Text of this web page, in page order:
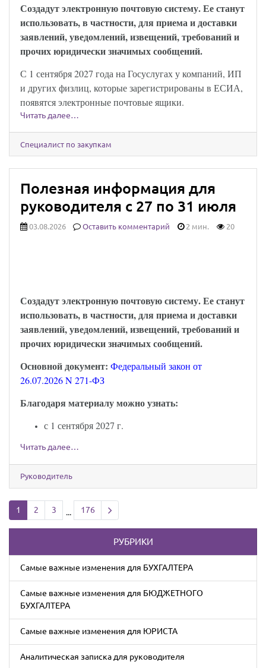
Создадут электронную почтовую систему. Ее станут
использовать, в частности, для приема и доставки
заявлений, уведомлений, извещений, требований и
прочих юридически значимых сообщений.
С 1 сентября 2027 года на Госуслугах у компаний, ИП
и других физлиц, которые зарегистрированы в ЕСИА,
появятся электронные почтовые ящики.
Читать далее…
Специалист по закупкам
Полезная информация для
руководителя с 27 по 31 июля
03.08.2026 Оставить комментарий 2 мин. 20
Создадут электронную почтовую систему. Ее станут
использовать, в частности, для приема и доставки
заявлений, уведомлений, извещений, требований и
прочих юридически значимых сообщений.
Основной документ: Федеральный закон от
26.07.2026 N 271-ФЗ
Благодаря материалу можно узнать:
с 1 сентября 2027 г.
Читать далее…
Руководитель
1 2 3 ... 176 Next page
РУБРИКИ
Cамые важные изменения для БУХГАЛТЕРА
Cамые важные изменения для БЮДЖЕТНОГО
БУХГАЛТЕРА
Cамые важные изменения для ЮРИСТА
Аналитическая записка для руководителя